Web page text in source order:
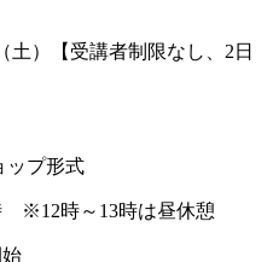
土）【受講者制限なし、2日
プ形式
※12時～13時は昼休憩